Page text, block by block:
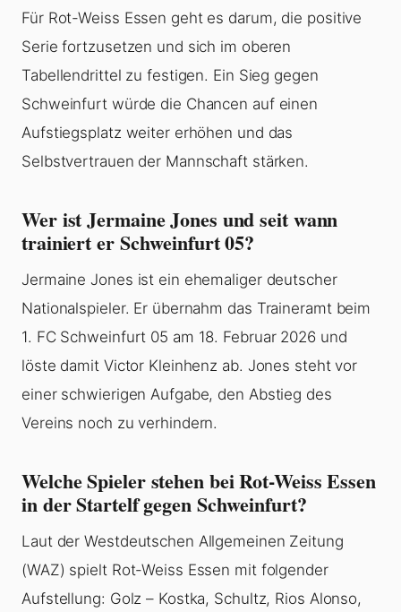
Für Rot-Weiss Essen geht es darum, die positive
Serie fortzusetzen und sich im oberen
Tabellendrittel zu festigen. Ein Sieg gegen
Schweinfurt würde die Chancen auf einen
Aufstiegsplatz weiter erhöhen und das
Selbstvertrauen der Mannschaft stärken.
Wer ist Jermaine Jones und seit wann
trainiert er Schweinfurt 05?
Jermaine Jones ist ein ehemaliger deutscher
Nationalspieler. Er übernahm das Traineramt beim
1. FC Schweinfurt 05 am 18. Februar 2026 und
löste damit Victor Kleinhenz ab. Jones steht vor
einer schwierigen Aufgabe, den Abstieg des
Vereins noch zu verhindern.
Welche Spieler stehen bei Rot-Weiss Essen
in der Startelf gegen Schweinfurt?
Laut der Westdeutschen Allgemeinen Zeitung
(WAZ) spielt Rot-Weiss Essen mit folgender
Aufstellung: Golz – Kostka, Schultz, Rios Alonso,